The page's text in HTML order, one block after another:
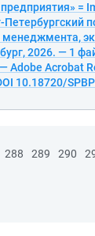
=
2026. — 1
Adobe Acrobat
10.18720/
288 289 290